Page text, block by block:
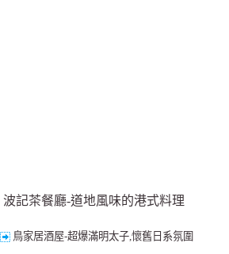
波記茶餐廳-道地風味的港式料理
鳥家居酒屋-超爆滿明太子,懷舊日系氛圍